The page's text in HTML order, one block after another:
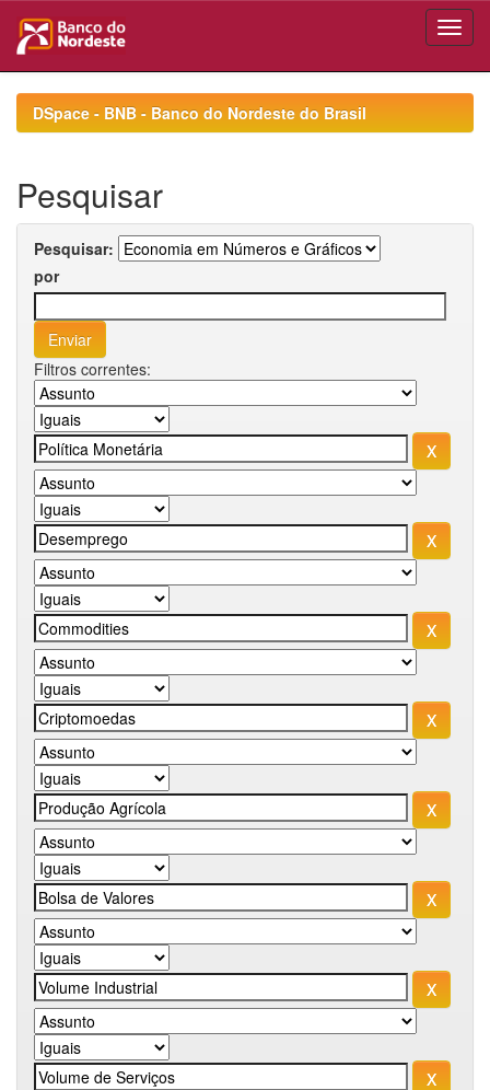
navigationDSpace - BNB - Banco do Nordeste do Brasil
Pesquisar
Pesquisar:
por
Filtros correntes: